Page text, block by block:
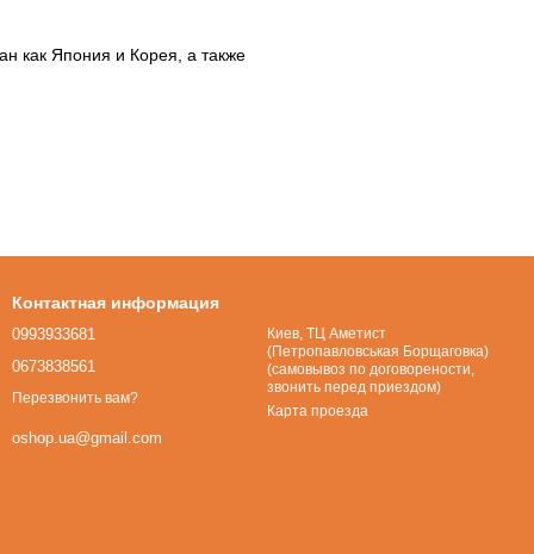
как Япония и Корея, а также
товары для
каждые 3 месяца. На
качества, постоянные
Контактная информация
0993933681
0673838561
Перезвонить вам?
oshop.ua@gmail.com
Киев, ТЦ Аметист
(Петропавловськая Борщаговка)
(самовывоз по договорености,
звонить перед приездом)
Карта проезда